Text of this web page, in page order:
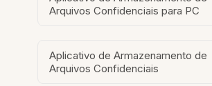
Arquivos Confidenciais para PC
Aplicativo de Armazenamento de
Arquivos Confidenciais